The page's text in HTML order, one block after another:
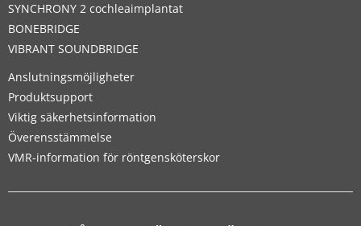
SYNCHRONY 2 cochleaimplantat
BONEBRIDGE
VIBRANT SOUNDBRIDGE
Anslutningsmöjligheter
Produktsupport
Viktig säkerhetsinformation
Överensstämmelse
VMR-information för röntgensköterskor